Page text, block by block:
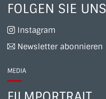
FOLGEN SIE UNS
Instagram
Newsletter abonnieren
MEDIA